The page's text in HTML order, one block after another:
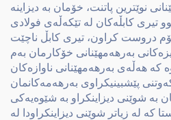
نزیکەی ١٠٠ داهێنانی نوێترین پاتنت، خۆمان بە دیزاینە
تیری کابڵەکان لە تێکەڵەی فولادی
دروست کراون، تیری کابڵ ناچێت
بەرهەمهێنانی خۆکارمان بەم
کە هەڵەی بەرهەمهێنانی ناوازەکان
پێشبینیکراوی بەرهەمەکانمان
بە شوێنی دیزاینکراو بە شێوەیەکی
کە لە زیاتر شوێنی دیزاینکراودا لە